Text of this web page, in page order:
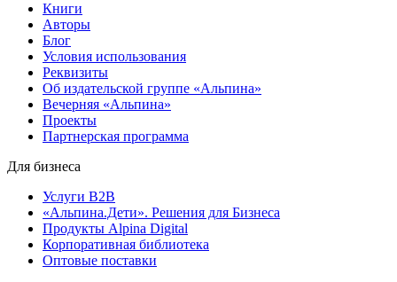
Книги
Авторы
Блог
Условия использования
Реквизиты
Об издательской группе «Альпина»
Вечерняя «Альпина»
Проекты
Партнерская программа
Для бизнеса
Услуги B2B
«Альпина.Дети». Решения для Бизнеса
Продукты Alpina Digital
Корпоративная библиотека
Оптовые поставки